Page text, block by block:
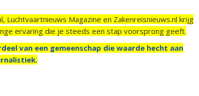
Luchtvaartnieuws Magazine en Zakenreisnieuws.nl krijg
ervaring die je steeds een stap voorsprong geeft.
van een gemeenschap die waarde hecht aan